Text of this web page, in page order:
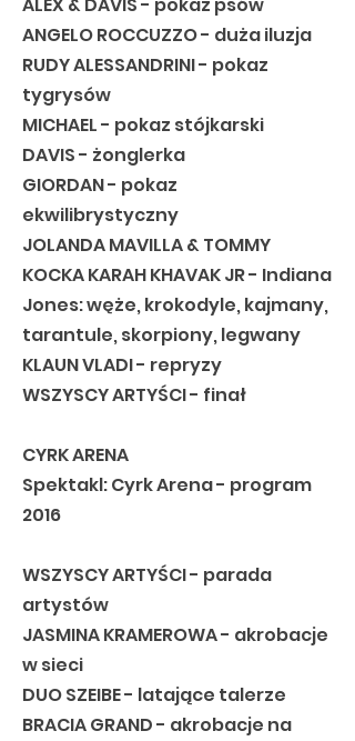
ANGELO ROCCUZZO - duża iluzja
RUDY ALESSANDRINI - pokaz
tygrysów
MICHAEL - pokaz stójkarski
DAVIS - żonglerka
GIORDAN - pokaz
ekwilibrystyczny
JOLANDA MAVILLA & TOMMY
KOCKA KARAH KHAVAK JR - Indiana
Jones: węże, krokodyle, kajmany,
tarantule, skorpiony, legwany
KLAUN VLADI - repryzy
WSZYSCY ARTYŚCI - finał
CYRK ARENA
Spektakl: Cyrk Arena - program
2016
WSZYSCY ARTYŚCI - parada
artystów
JASMINA KRAMEROWA - akrobacje
w sieci
DUO SZEIBE - latające talerze
BRACIA GRAND - akrobacje na